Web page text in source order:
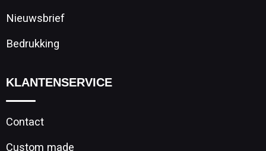
Nieuwsbrief
Bedrukking
KLANTENSERVICE
Contact
Custom made